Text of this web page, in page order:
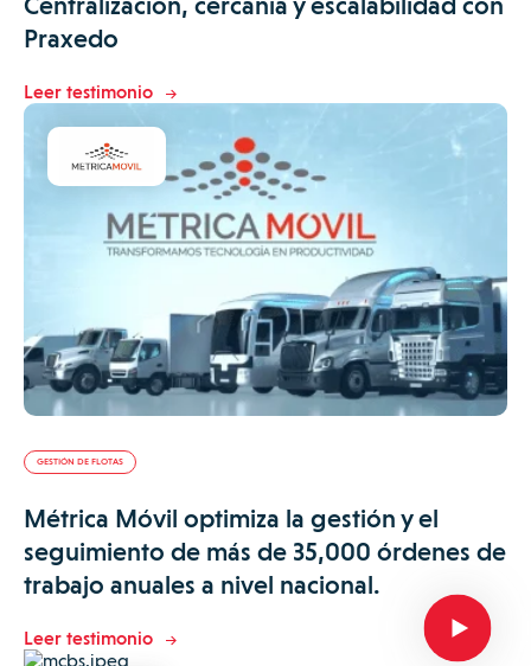
Praxedo
Leer testimonio
GESTIÓN DE FLOTAS
Métrica Móvil optimiza la gestión y el
seguimiento de más de 35,000 órdenes de
trabajo anuales a nivel nacional.
Leer testimonio